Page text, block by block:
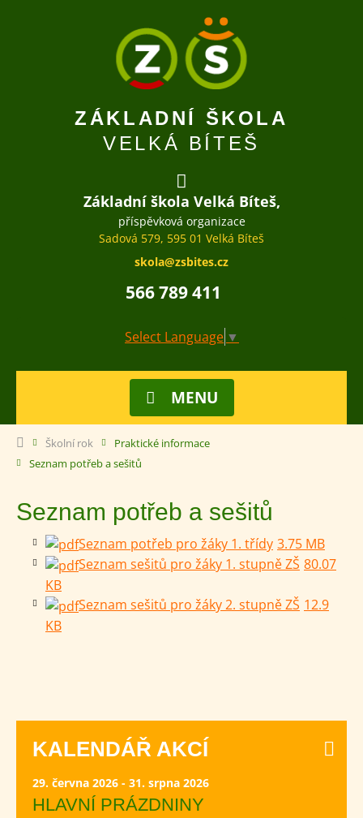
ZÁKLADNÍ ŠKOLA
VELKÁ BÍTEŠ
Základní škola Velká Bíteš,
příspěvková organizace
Sadová 579, 595 01 Velká Bíteš
skola@zsbites.cz
566 789 411
Select Language ▼
MENU
Školní rok
Praktické informace
Seznam potřeb a sešitů
Seznam potřeb a sešitů
Seznam potřeb pro žáky 1. třídy 3.75 MB
Seznam sešitů pro žáky 1. stupně ZŠ 80.07
KB
Seznam sešitů pro žáky 2. stupně ZŠ 12.9
KB
KALENDÁŘ AKCÍ
29. června 2026 - 31. srpna 2026
HLAVNÍ PRÁZDNINY